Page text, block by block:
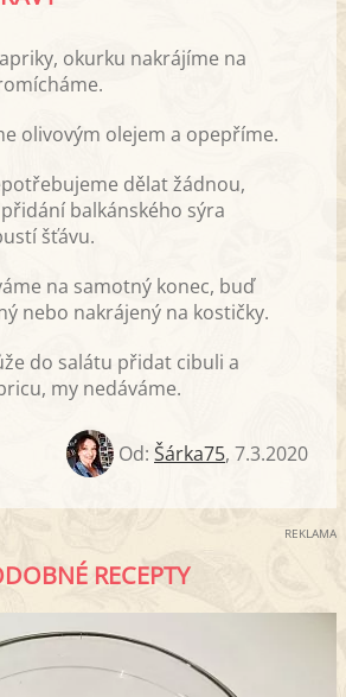
okurku nakrájíme na
olivovým olejem a opepříme.
dělat žádnou,
balkánského sýra
šťávu.
na samotný konec, buď
nebo nakrájený na kostičky.
do salátu přidat cibuli a
my nedáváme.
Od: Šárka75, 7.3.2020
REKLAMA
RECEPTY